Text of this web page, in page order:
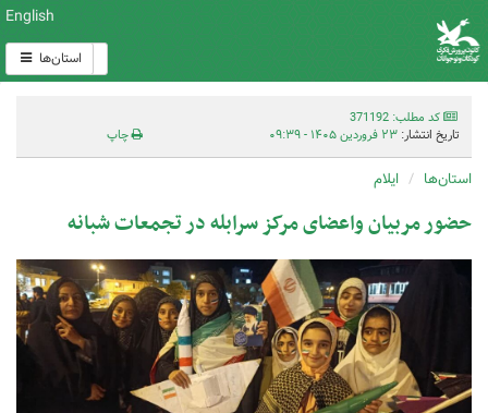
English
استان‌ها
کد مطلب: 371192
تاریخ انتشار: ۲۳ فروردین ۱۴۰۵ - ۰۹:۳۹ چاپ
استان‌ها ایلام
حضور مربیان واعضای مرکز سرابله در تجمعات شبانه